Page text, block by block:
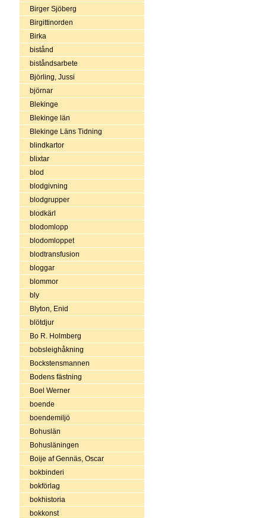
Birger Sjöberg
Birgittinorden
Birka
bistånd
biståndsarbete
Björling, Jussi
björnar
Blekinge
Blekinge län
Blekinge Läns Tidning
blindkartor
blixtar
blod
blodgivning
blodgrupper
blodkärl
blodomlopp
blodomloppet
blodtransfusion
bloggar
blommor
bly
Blyton, Enid
blötdjur
Bo R. Holmberg
bobsleighåkning
Bockstensmannen
Bodens fästning
Boel Werner
boende
boendemiljö
Bohuslän
Bohusläningen
Boije af Gennäs, Oscar
bokbinderi
bokförlag
bokhistoria
bokkonst